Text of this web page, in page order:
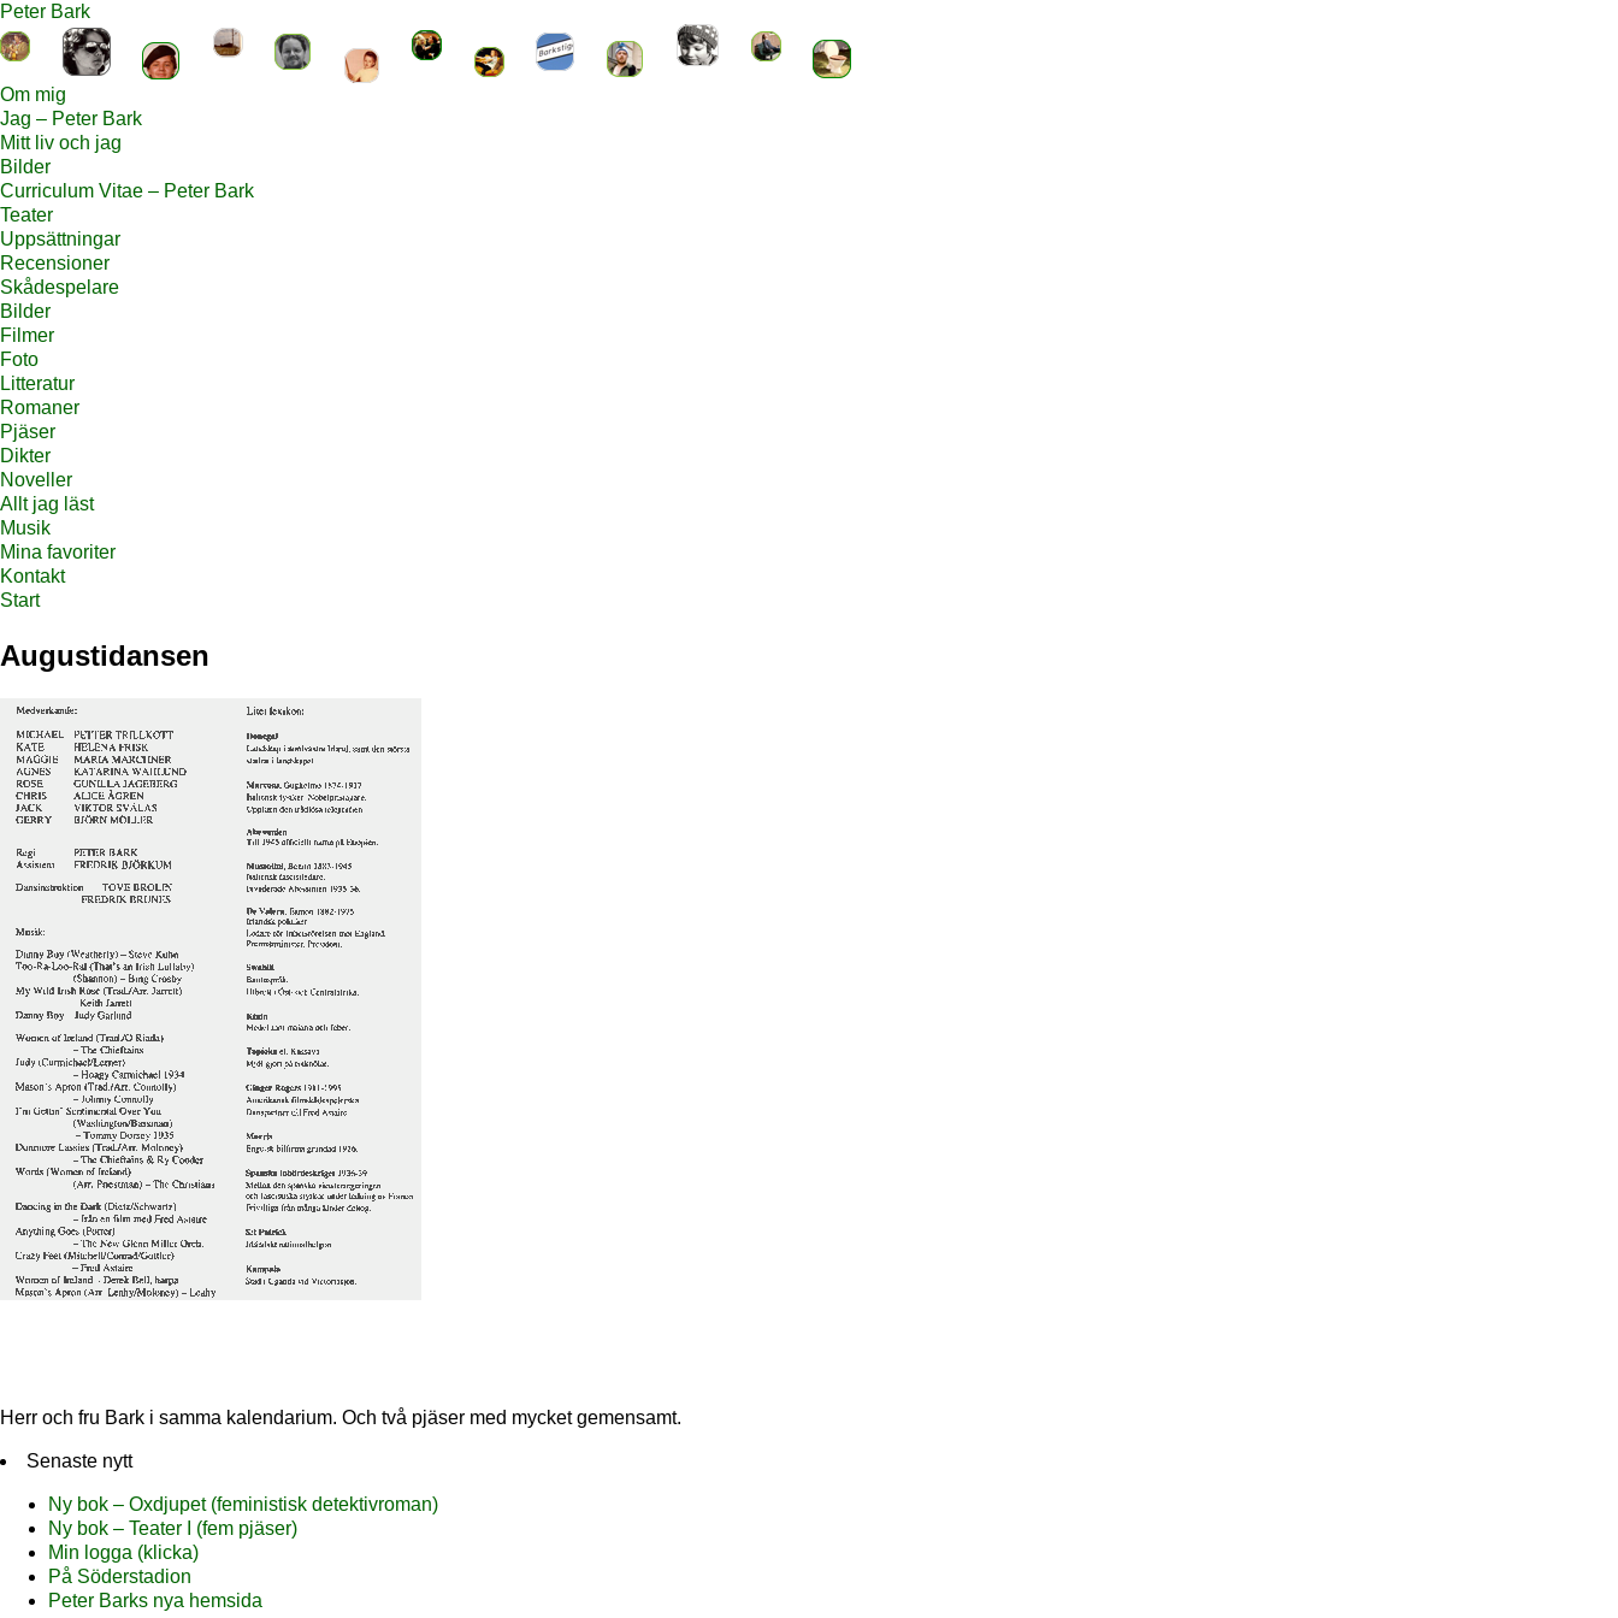
Peter Bark
Om mig
Jag – Peter Bark
Mitt liv och jag
Bilder
Curriculum Vitae – Peter Bark
Teater
Uppsättningar
Recensioner
Skådespelare
Bilder
Filmer
Foto
Litteratur
Romaner
Pjäser
Dikter
Noveller
Allt jag läst
Musik
Mina favoriter
Kontakt
Start
Augustidansen
Herr och fru Bark i samma kalendarium. Och två pjäser med mycket gemensamt.
Senaste nytt
Ny bok – Oxdjupet (feministisk detektivroman)
Ny bok – Teater I (fem pjäser)
Min logga (klicka)
På Söderstadion
Peter Barks nya hemsida